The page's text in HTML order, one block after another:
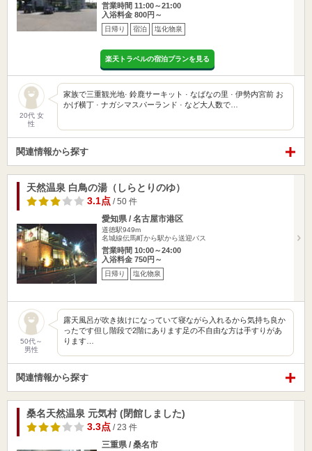
営業時間 11:00～21:00
入浴料金 800円～
日帰り 宿泊 塩化物泉
楽天トラベルの宿泊プランを見る
20代 女
性
家族で三重観光地· 鈴鹿サーキット · なばなの里 · 伊勢内宮前 お
かげ横丁 · ナガシマスパーランド · など大人数で…
関連情報から探す
天然温泉 白鳥の湯（しらとりのゆ）
3.1点 / 50 件
愛知県 / 名古屋市港区
道徳駅949m
名城線伝馬町から駅から送迎バス
営業時間 10:00～24:00
入浴料金 750円～
日帰り 塩化物泉
50代～
男性
露天風呂が吹き抜けになっていて寝ながら入れるから気持ち良か
ったです但し階段で2階にあります足の不自由な方は手すりがあ
ります…
関連情報から探す
桑名天然温泉 元気村 (閉館しました)
3.3点 / 23 件
三重県 / 桑名市